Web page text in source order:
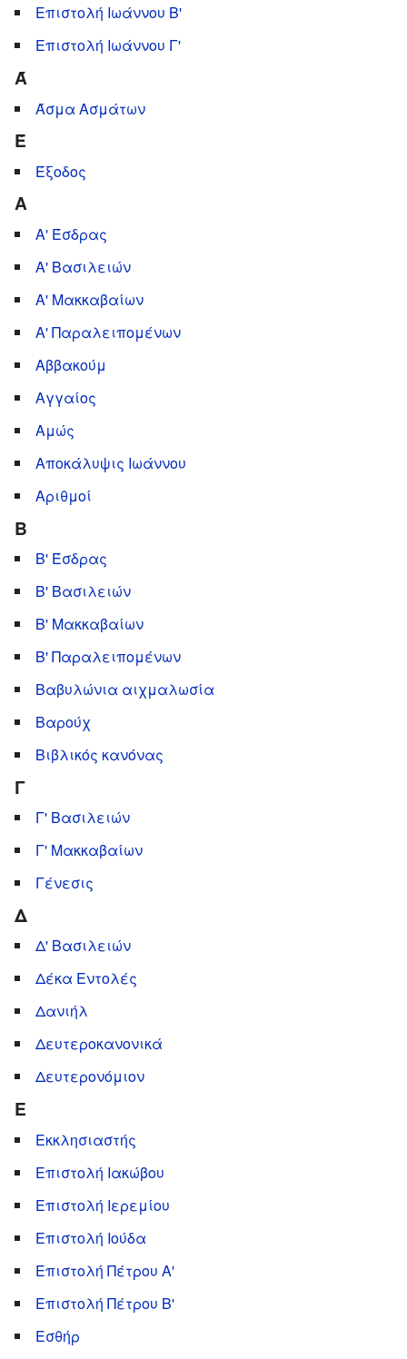
Eπιστολή Ιωάννου Β'
Eπιστολή Ιωάννου Γ'
Ά
Άσμα Ασμάτων
Έ
Έξοδος
Α
Α' Έσδρας
Α' Βασιλειών
Α' Μακκαβαίων
Α' Παραλειπομένων
Αββακούμ
Αγγαίος
Αμώς
Αποκάλυψις Ιωάννου
Αριθμοί
Β
Β' Έσδρας
Β' Βασιλειών
Β' Μακκαβαίων
Β' Παραλειπομένων
Βαβυλώνια αιχμαλωσία
Βαρούχ
Βιβλικός κανόνας
Γ
Γ' Βασιλειών
Γ' Μακκαβαίων
Γένεσις
Δ
Δ' Βασιλειών
Δέκα Εντολές
Δανιήλ
Δευτεροκανονικά
Δευτερονόμιον
Ε
Εκκλησιαστής
Επιστολή Ιακώβου
Επιστολή Ιερεμίου
Επιστολή Ιούδα
Επιστολή Πέτρου Α'
Επιστολή Πέτρου Β'
Εσθήρ